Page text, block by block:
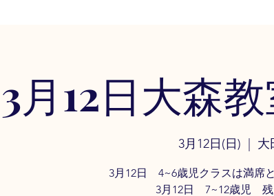
3月12日大森
3月12日(日) 大
3月12日 4~6歳児クラスは満席と
3月12日 7~12歳児 残